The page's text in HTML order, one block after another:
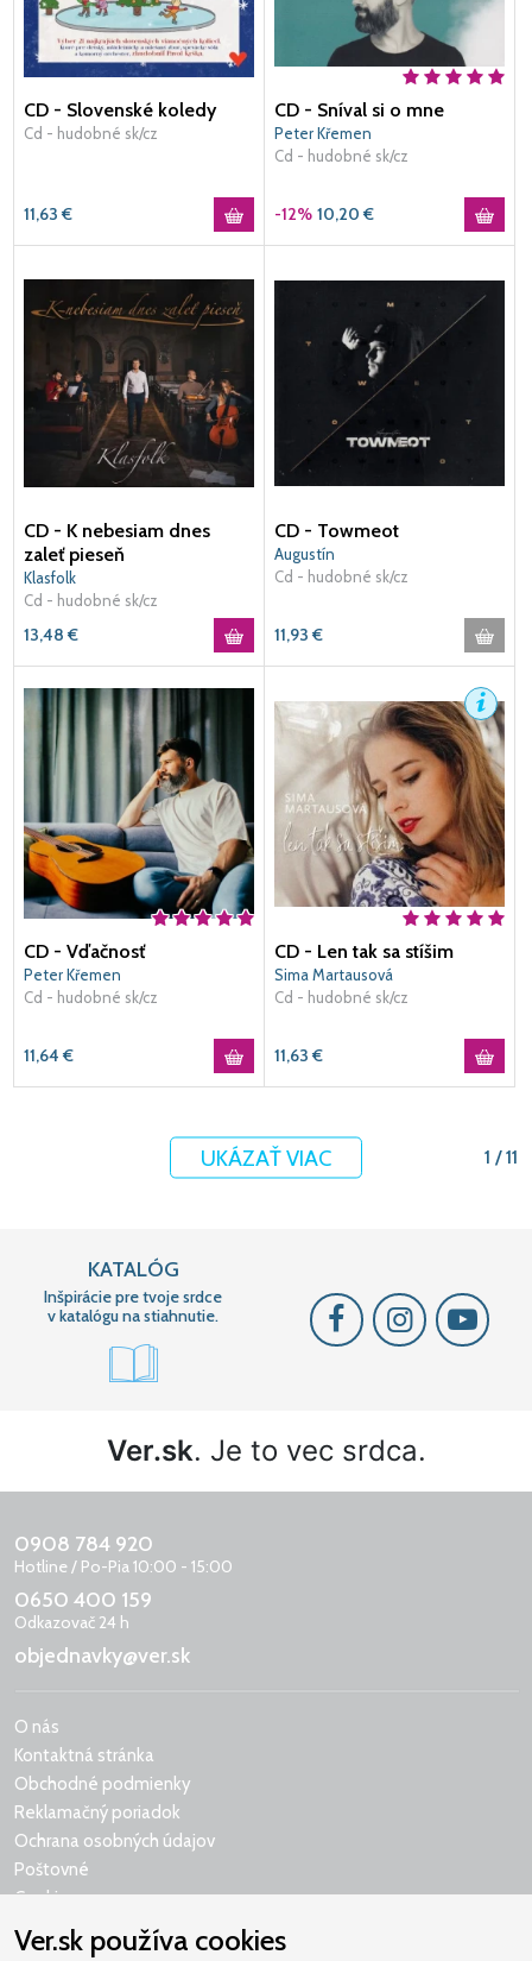
CD - Slovenské koledy
Cd - hudobné sk/cz
11,63 €
CD - Sníval si o mne
Peter Křemen
Cd - hudobné sk/cz
-12% 10,20 €
CD - K nebesiam dnes
zaleť pieseň
Klasfolk
Cd - hudobné sk/cz
13,48 €
CD - Towmeot
Augustín
Cd - hudobné sk/cz
11,93 €
CD - Vďačnosť
Peter Křemen
Cd - hudobné sk/cz
11,64 €
CD - Len tak sa stíšim
Sima Martausová
Cd - hudobné sk/cz
11,63 €
UKÁZAŤ VIAC 1 / 11
KATALÓG
Inšpirácie pre tvoje srdce
v katalógu na stiahnutie.
Ver.sk. Je to vec srdca.
0908 784 920
Hotline / Po-Pia 10:00 - 15:00
0650 400 159
Odkazovač 24 h
objednavky@ver.sk
O nás
Kontaktná stránka
Obchodné podmienky
Reklamačný poriadok
Ochrana osobných údajov
Poštovné
Cookies
Ver.sk používa cookies